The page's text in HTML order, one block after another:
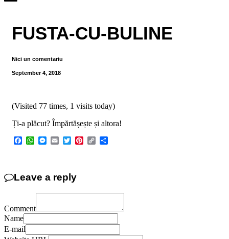
FUSTA-CU-BULINE
Nici un comentariu
September 4, 2018
(Visited 77 times, 1 visits today)
Ți-a plăcut? Împărtășește și altora!
Facebook
WhatsApp
Messenger
EmailTwitterPinterest
Copy
Leave a reply
Comment
Name
E-mail